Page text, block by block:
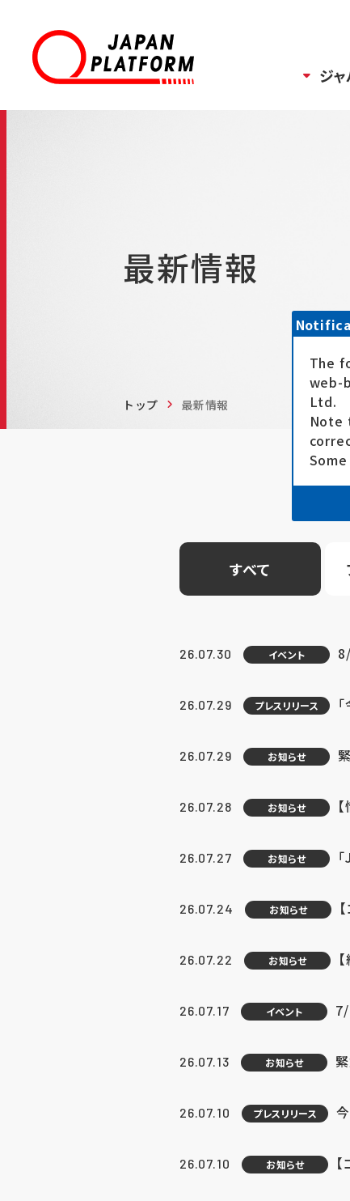
ジ
最新情報
トップ 最新情報
すべて
26.07.30 イベント
26.07.29 プレスリリース
26.07.29 お知らせ
26.07.28 お知らせ
26.07.27 お知らせ
26.07.24 お知らせ
26.07.22 お知らせ
26.07.17 イベント
26.07.13 お知らせ
26.07.10 プレスリリース
26.07.10 お知らせ
The
web-
Ltd.
Note